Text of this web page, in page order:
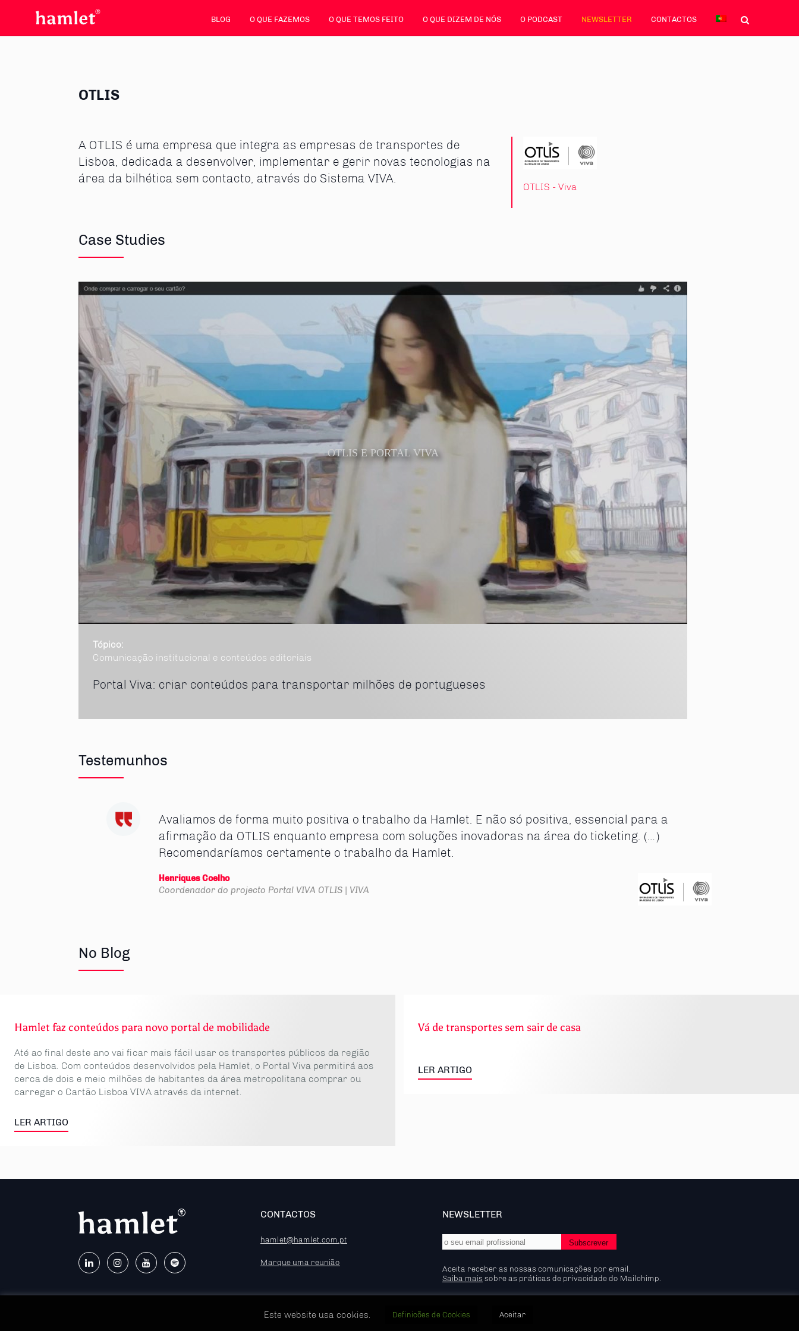
BLOG O QUE FAZEMOS O QUE TEMOS FEITO O QUE DIZEM DE NÓS O PODCAST NEWSLETTER CONTACTOS
OTLIS
A OTLIS é uma empresa que integra as empresas de transportes de
Lisboa, dedicada a desenvolver, implementar e gerir novas tecnologias na
área da bilhética sem contacto, através do Sistema VIVA.
OTLIS - Viva
Case Studies
OTLIS E PORTAL VIVA
Tópico:
Comunicação institucional e conteúdos editoriais
Portal Viva: criar conteúdos para transportar milhões de portugueses
Testemunhos
Avaliamos de forma muito positiva o trabalho da Hamlet. E não só positiva, essencial para a
afirmação da OTLIS enquanto empresa com soluções inovadoras na área do ticketing. (…)
Recomendaríamos certamente o trabalho da Hamlet.
Henriques Coelho
Coordenador do projecto Portal VIVA OTLIS | VIVA
No Blog
Hamlet faz conteúdos para novo portal de mobilidade
Até ao final deste ano vai ficar mais fácil usar os transportes públicos da região
de Lisboa. Com conteúdos desenvolvidos pela Hamlet, o Portal Viva permitirá aos
cerca de dois e meio milhões de habitantes da área metropolitana comprar ou
carregar o Cartão Lisboa VIVA através da internet.
LER ARTIGO
Vá de transportes sem sair de casa
LER ARTIGO
CONTACTOS
hamlet@hamlet.com.pt
Marque uma reunião
NEWSLETTER
Aceita receber as nossas comunicações por email.
Saiba mais sobre as práticas de privacidade do Mailchimp.
Este website usa cookies. Definicões de Cookies Aceitar